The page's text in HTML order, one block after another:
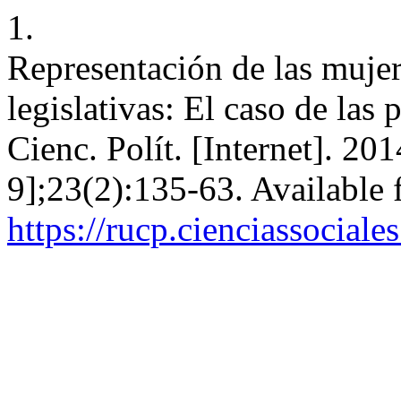
1.
Representación de las
legislativas: El caso de las
Cienc. Polít. [Internet].
9];23(2):135-63. Available
https://